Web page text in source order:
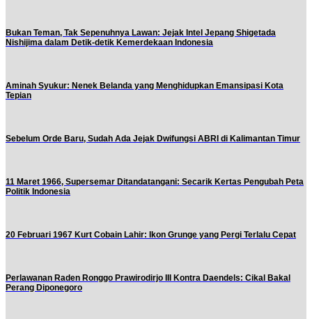
Bukan Teman, Tak Sepenuhnya Lawan: Jejak Intel Jepang Shigetada
Nishijima dalam Detik-detik Kemerdekaan Indonesia
Aminah Syukur: Nenek Belanda yang Menghidupkan Emansipasi Kota
Tepian
Sebelum Orde Baru, Sudah Ada Jejak Dwifungsi ABRI di Kalimantan Timur
11 Maret 1966, Supersemar Ditandatangani: Secarik Kertas Pengubah Peta
Politik Indonesia
20 Februari 1967 Kurt Cobain Lahir: Ikon Grunge yang Pergi Terlalu Cepat
Perlawanan Raden Ronggo Prawirodirjo III Kontra Daendels: Cikal Bakal
Perang Diponegoro